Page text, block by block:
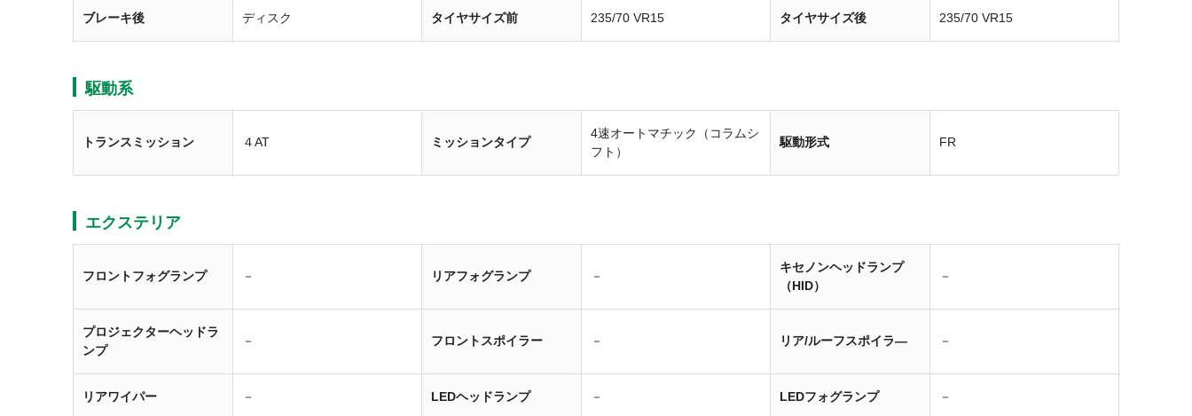
ブレーキ後 ディスク タイヤサイズ前 235/70 VR15 タイヤサイズ後 235/70 VR15
駆動系
トランスミッション ４AT ミッションタイプ
4速オートマチック（コラムシ
フト）
駆動形式 FR
エクステリア
フロントフォグランプ － リアフォグランプ －
キセノンヘッドランプ
（HID）
－
プロジェクターヘッドラ
ンプ
－ フロントスポイラー － リア/ルーフスポイラ― －
リアワイパー － LEDヘッドランプ － LEDフォグランプ －